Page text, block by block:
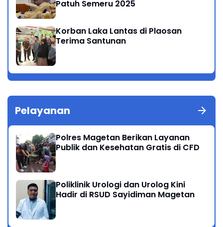
Patuh Semeru 2025
Korban Laka Lantas di Plaosan
Terima Santunan
Pelayanan
Polres Magetan Berikan Layanan
Publik dan Kesehatan Gratis di CFD
Poliklinik Urologi dan Urolog Kini
Hadir di RSUD Sayidiman Magetan